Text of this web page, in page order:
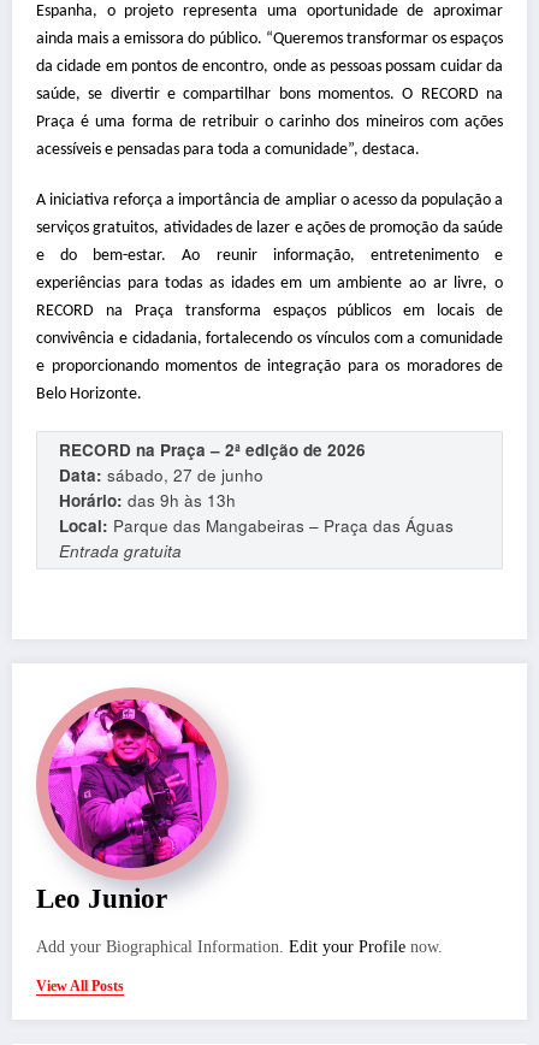
Espanha, o projeto representa uma oportunidade de aproximar
ainda mais a emissora do público. “Queremos transformar os espaços
da cidade em pontos de encontro, onde as pessoas possam cuidar da
saúde, se divertir e compartilhar bons momentos. O RECORD na
Praça é uma forma de retribuir o carinho dos mineiros com ações
acessíveis e pensadas para toda a comunidade”, destaca.
A iniciativa reforça a importância de ampliar o acesso da população a
serviços gratuitos, atividades de lazer e ações de promoção da saúde
e do bem-estar. Ao reunir informação, entretenimento e
experiências para todas as idades em um ambiente ao ar livre, o
RECORD na Praça transforma espaços públicos em locais de
convivência e cidadania, fortalecendo os vínculos com a comunidade
e proporcionando momentos de integração para os moradores de
Belo Horizonte.
RECORD na Praça – 2ª edição de 2026
Data: sábado, 27 de junho
Horário: das 9h às 13h
Local: Parque das Mangabeiras – Praça das Águas
Entrada gratuita
Leo Junior
Add your Biographical Information. Edit your Profile now.
View All Posts